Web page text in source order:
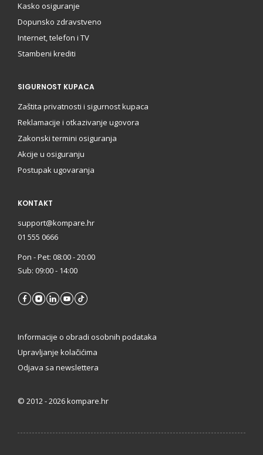
Kasko osiguranje
Dopunsko zdravstveno
Internet, telefon i TV
Stambeni krediti
SIGURNOST KUPACA
Zaštita privatnosti i sigurnost kupaca
Reklamacije i otkazivanje ugovora
Zakonski termini osiguranja
Akcije u osiguranju
Postupak ugovaranja
KONTAKT
support@kompare.hr
01 555 0666
Pon - Pet: 08:00 - 20:00
Sub: 09:00 - 14:00
Informacije o obradi osobnih podataka
Upravljanje kolačićima
Odjava sa newslettera
© 2012 - 2026 kompare.hr